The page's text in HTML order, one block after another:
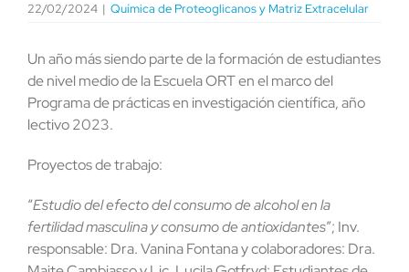
22/02/2024 | Química de Proteoglicanos y Matriz Extracelular
Un año más siendo parte de la formación de estudiantes
de nivel medio de la Escuela ORT en el marco del
Programa de prácticas en investigación científica, año
lectivo 2023.
Proyectos de trabajo:
“Estudio del efecto del consumo de alcohol en la
fertilidad masculina y consumo de antioxidantes”; Inv.
responsable: Dra. Vanina Fontana y colaboradores: Dra.